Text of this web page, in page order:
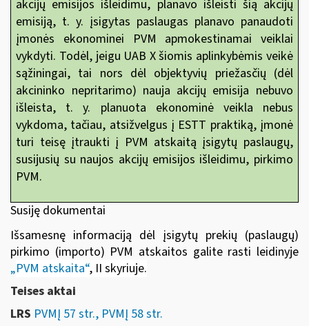
akcijų emisijos išleidimu, planavo išleisti šią akcijų
emisiją, t. y. įsigytas paslaugas planavo panaudoti
įmonės ekonominei PVM apmokestinamai veiklai
vykdyti. Todėl, jeigu UAB X šiomis aplinkybėmis veikė
sąžiningai, tai nors dėl objektyvių priežasčių (dėl
akcininko nepritarimo) nauja akcijų emisija nebuvo
išleista, t. y. planuota ekonominė veikla nebus
vykdoma, tačiau, atsižvelgus į ESTT praktiką, įmonė
turi teisę įtraukti į PVM atskaitą įsigytų paslaugų,
susijusių su naujos akcijų emisijos išleidimu, pirkimo
PVM.
Susiję dokumentai
Išsamesnę informaciją dėl įsigytų prekių (paslaugų)
pirkimo (importo) PVM atskaitos galite rasti leidinyje
„PVM atskaita“, II skyriuje.
Teises aktai
LRS PVMĮ 57 str., PVMĮ 58 str.